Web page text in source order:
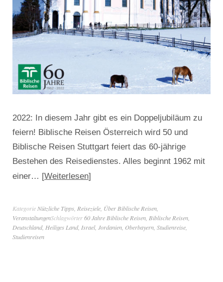
2022: In diesem Jahr gibt es ein Doppeljubiläum zu
feiern! Biblische Reisen Österreich wird 50 und
Biblische Reisen Stuttgart feiert das 60-jährige
Bestehen des Reisedienstes. Alles beginnt 1962 mit
einer…
Weiterlesen
Kategorie Nützliche Tipps Reiseziele Über Biblische Reisen
VeranstaltungenSchlagwörter60 Jahre Biblische Reisen Biblische Reisen
Deutschland, Heiliges Land, Israel, Jordanien Oberbayern Studienreise
Studienreisen